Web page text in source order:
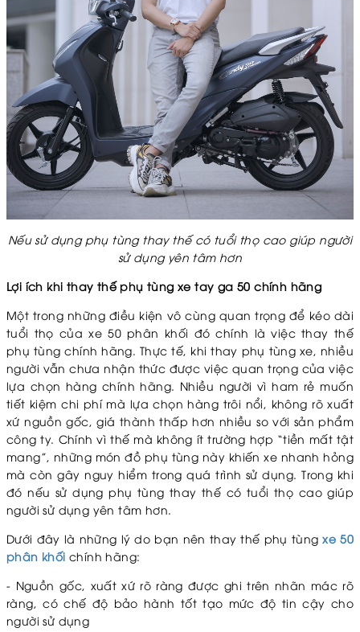
Nếu sử dụng phụ tùng thay thế có tuổi thọ cao giúp người
sử dụng yên tâm hơn
Lợi ích khi thay thế phụ tùng xe tay ga 50 chính hãng
Một trong những điều kiện vô cùng quan trọng để kéo dài
tuổi thọ củaxe 50 phân khối đó chính là việc thay thế
phụ tùng chính hãng. Thực tế, khi thay phụ tùng xe, nhiều
người vẫn chưa nhận thức được việc quan trọng của việc
lựa chọn hàng chính hãng. Nhiều người vì ham rẻ muốn
tiết kiệm chi phí mà lựa chọn hàng trôi nổi, không rõ xuất
xứ nguồn gốc, giá thành thấp hơn nhiều so với sản phẩm
công ty. Chính vì thế mà không ít trường hợp “tiền mất tật
mang”, những món đồ phụ tùng này khiến xe nhanh hỏng
mà còn gây nguy hiểm trong quá trình sử dụng. Trong khi
đó nếu sử dụng phụ tùng thay thế có tuổi thọ cao giúp
người sử dụng yên tâm hơn.
Dưới đây là những lý do bạn nên thay thế phụ tùngxe 50
phân khối chính hãng:
- Nguồn gốc, xuất xứ rõ ràng được ghi trên nhãn mác rõ
ràng, có chế độ bảo hành tốt tạo mức độ tin cậy cho
người sử dụng